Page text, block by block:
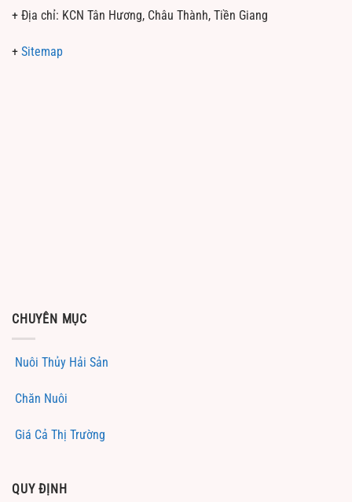
+ Địa chỉ: KCN Tân Hương, Châu Thành, Tiền Giang
+ Sitemap
CHUYÊN MỤC
Nuôi Thủy Hải Sản
Chăn Nuôi
Giá Cả Thị Trường
QUY ĐỊNH